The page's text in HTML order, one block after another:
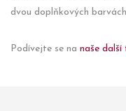
dvou doplňkových
Podívejte se na naše další